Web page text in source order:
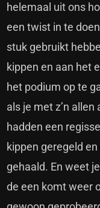
helemaal uit ons
een twist in te
stuk gebruikt
kippen en aan het
het podium op te
als je met z’n
hadden een
kippen geregeld
gehaald. En weet
de een komt weer